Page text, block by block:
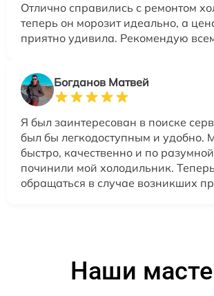
Отлично справились с ремонтом
теперь он морозит идеально, а
приятно удивила. Рекомендую
Богданов Матвей
Я был заинтересован в поиске
был бы легкодоступным и удобно.
быстро, качественно и по
починили мой холодильник.
обращаться в случае возникших
Наши